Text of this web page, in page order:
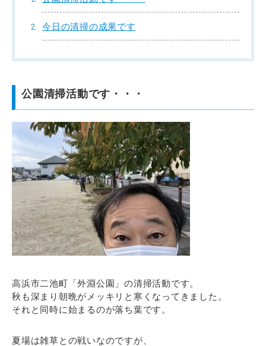
今日の清掃の成果です
公園清掃活動です・・・
高浜市二池町「外淵公園」の清掃活動です。
秋も深まり朝晩がメッキリと寒くなってきました。
それと同時に始まるのが落ち葉です。
夏場は雑草との戦いなのですが、